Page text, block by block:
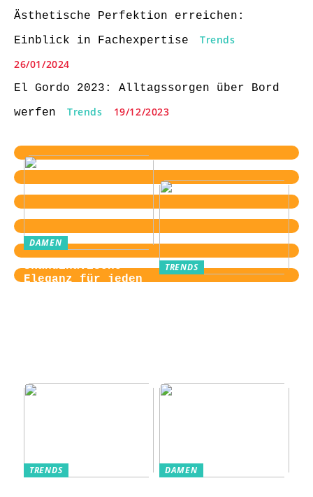
Ästhetische Perfektion erreichen:
Einblick in Fachexpertise
Trends
26/01/2024
El Gordo 2023: Alltagssorgen über Bord
werfen
Trends 19/12/2023
DAMEN
Skandinavische
Eleganz für jeden
TRENDS
TRENDS DAMEN